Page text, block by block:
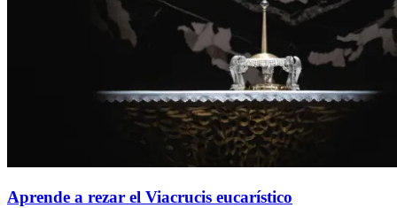
Aprende a rezar el Viacrucis eucarístico